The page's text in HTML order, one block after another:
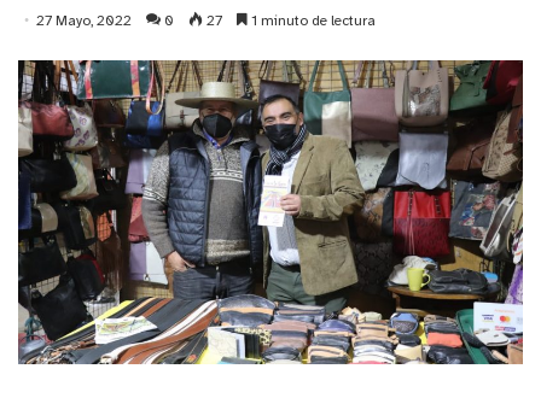
27 Mayo, 2022 0 27 1 minuto de lectura